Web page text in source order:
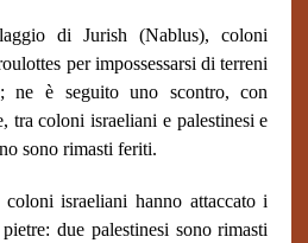
di Jurish (Nablus), coloni
per impossessarsi di terreni
ne è seguito uno scontro, con
tra coloni israeliani e palestinesi e
sono rimasti feriti.
israeliani hanno attaccato i
due palestinesi sono rimasti